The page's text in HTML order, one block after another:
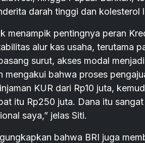
darah tinggi dan kolesterol
menampik pentingnya peran
alur kas usaha, terutama
surut, akses modal
mengakui bahwa proses
KUR dari Rp10 juta,
itu Rp250 juta. Dana itu
saya,” jelas Siti.
bahwa BRI juga